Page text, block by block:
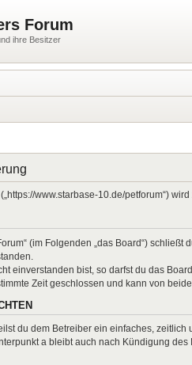
Forum
ihre Besitzer
(„https://www.starbase-10.de/petforum“)
(im Folgenden „das Board“)
einverstanden bist, so darfst du das
Zeit geschlossen und kann von
du dem Betreiber ein einfaches,
a bleibt auch nach Kündigung